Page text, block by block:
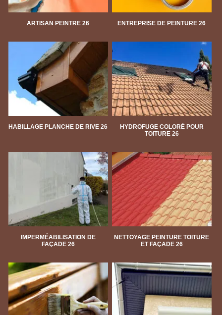
ARTISAN PEINTRE 26 ENTREPRISE DE PEINTURE 26
HABILLAGE PLANCHE DE RIVE 26
HYDROFUGE COLORÉ POUR
TOITURE 26
IMPERMÉABILISATION DE
FAÇADE 26
NETTOYAGE PEINTURE TOITURE
ET FAÇADE 26